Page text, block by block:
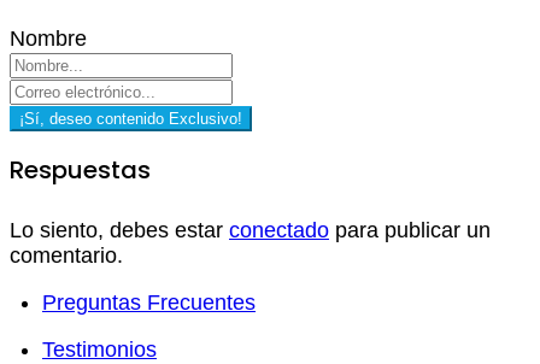
Nombre
¡Sí, deseo contenido Exclusivo!
Respuestas
Lo siento, debes estar conectado para publicar un
comentario.
Preguntas Frecuentes
Testimonios